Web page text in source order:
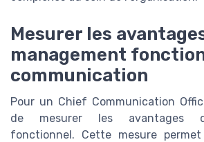
Mesurer les
management
communication
Pour un Chief Communication
de mesurer les avantages
fonctionnel. Cette mesure